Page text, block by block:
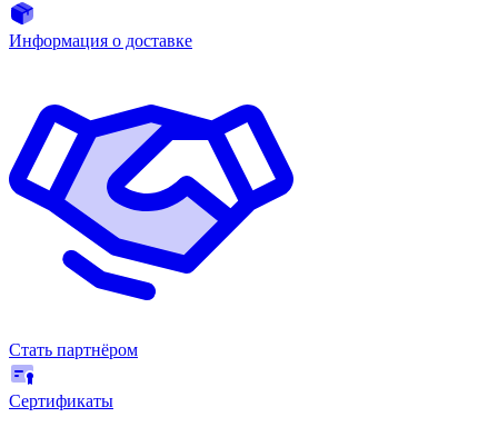
Информация о доставке
Стать партнёром
Сертификаты